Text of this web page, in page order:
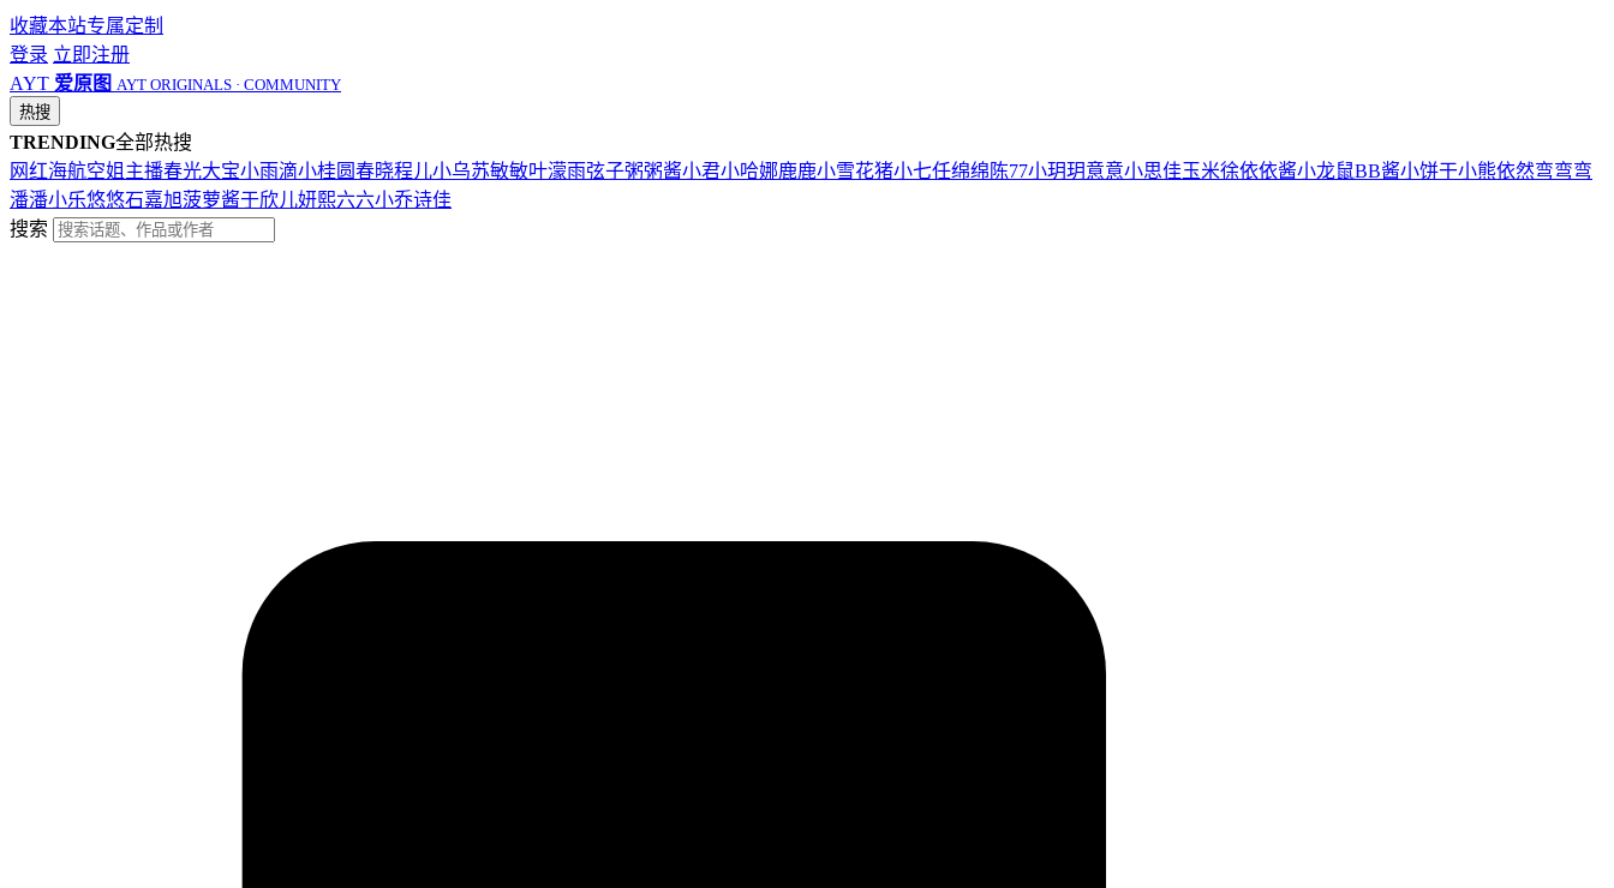
收藏本站专属定制
登录 立即注册
AYT 爱原图 AYT ORIGINALS · COMMUNITY
热搜
TRENDING全部热搜
网红海航空姐 主播春光大宝小雨滴小桂圆春晓程儿小乌苏敏敏叶濛雨弦子粥粥酱小君小哈娜鹿鹿小雪花猪小七任绵绵 陈77小玥玥意意小思佳玉米徐依依酱小龙鼠BB酱小饼干小熊依然弯弯弯
潘潘小乐悠悠石嘉旭菠萝酱于欣儿妍熙六六小乔诗佳
搜索